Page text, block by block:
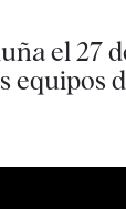
el 27
equipos